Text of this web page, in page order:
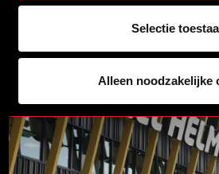
Selectie
Alleen noodzakelijke
HEEL HELMOND SPORT STREETLEAGUE